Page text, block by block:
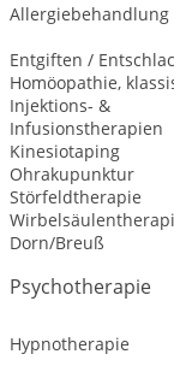
Allergiebehandlung
Entgiften /
Homöopathie,
Injektions- &
Infusionstherapien
Kinesiotaping
Ohrakupunktur
Störfeldtherapie
Dorn/Breuß
Psychotherapie
Hypnotherapie